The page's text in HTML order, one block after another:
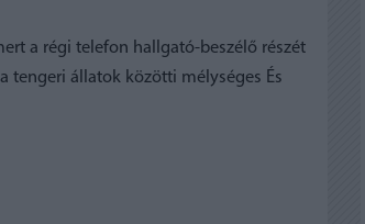
a régi telefon hallgató-beszélő részét
tengeri állatok közötti mélységes És